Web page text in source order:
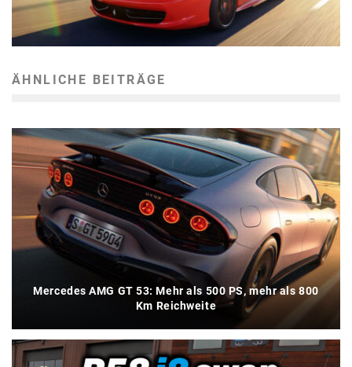
ÄHNLICHE BEITRÄGE
Mercedes AMG GT 53: Mehr als 500 PS, mehr als 800
Km Reichweite